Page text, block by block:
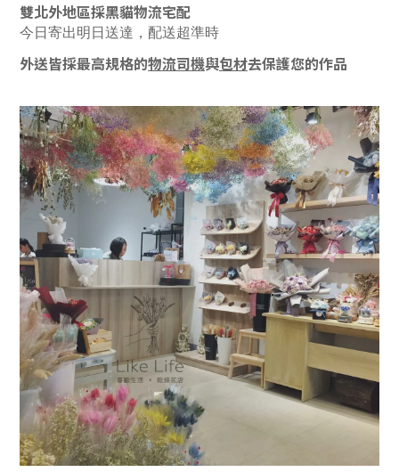
雙北外地區採黑貓物流宅配
今日寄出明日送達，配送超準時
外送皆採最高規格的物流司機與包材去保護您的作品